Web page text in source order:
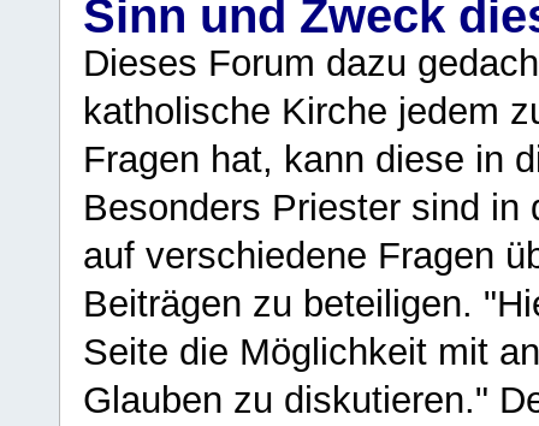
Sinn und Zweck
Dieses Forum dazu
katholische Kirche jedem
Fragen hat, kann diese in
Besonders Priester sind in
auf verschiedene Fragen
Beiträgen zu beteiligen.
Seite die Möglichkeit mit
Glauben zu diskutieren."